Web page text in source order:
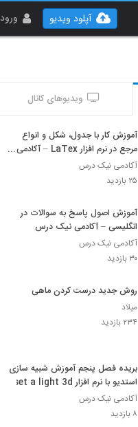
ورود آپلود ویدیو
ویدیوهای کانال
آموزش کار با جدول، شکل و انواع
مرجع در نرم افزار LaTex – آکادمی
نیک درس
آکادمی نیک درس
۲۵ بازدید
آموزش اصول پاسخ به سوالات در
انگلیسی – آکادمی نیک درس
آکادمی نیک درس
۳۰ بازدید
روش جدید درست کردن ماهی
میلاد
۲۳۴ بازدید
بریده فصل پنجم آموزش شبیه سازی
استدیو با نرم افزار set a light 3d
آکادمی نیک درس
۸ بازدید